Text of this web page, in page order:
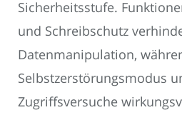
Sicherheitsstufe.
und Schreibschutz
Datenmanipulation,
Selbstzerstörungsmodus
Zugriffsversuche